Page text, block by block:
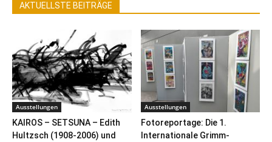
AKTUELLSTE BEITRÄGE
Ausstellungen
KAIROS – SETSUNA – Edith
Hultzsch (1908-2006) und
Ausstellungen
Fotoreportage: Die 1.
Internationale Grimm-